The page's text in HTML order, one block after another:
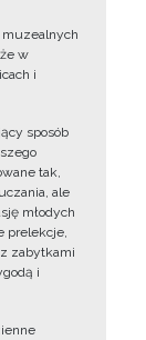
muzealnych
w
i
sposób
tak,
ale
młodych
prelekcje,
zabytkami
i